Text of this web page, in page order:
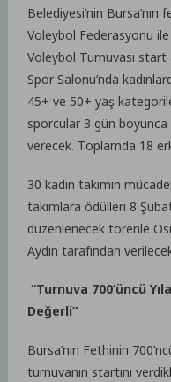
Belediyesi’nin Bursa’nın
Voleybol Federasyonu
Voleybol Turnuvası start
Spor Salonu’nda
45+ ve 50+ yaş
sporcular 3 gün boyunca
verecek. Toplamda 18
30 kadın takımın
takımlara ödülleri 8
düzenlenecek törenle
Aydın tarafından
“Turnuva 700’üncü
Değerli”
Bursa’nın Fethinin
turnuvanın startını